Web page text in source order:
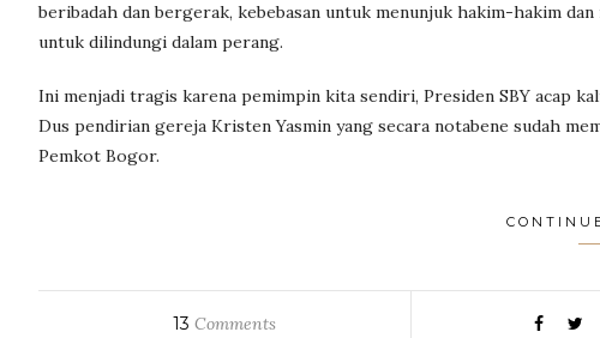
beribadah dan bergerak, kebebasan untuk menunjuk hakim-hakim
untuk dilindungi dalam perang.
Ini menjadi tragis karena pemimpin kita sendiri, Presiden SBY acap
Dus pendirian gereja Kristen Yasmin yang secara notabene sudah
Pemkot Bogor.
13 Comments